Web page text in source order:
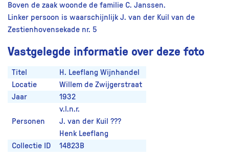
Boven de zaak woonde de familie C. Janssen.
Linker persoon is waarschijnlijk J. van der Kuil van de
Zestienhovensekade nr. 5
Vastgelegde informatie over deze foto
Titel
H. Leeflang Wijnhandel
Locatie
Willem de Zwijgerstraat
Jaar
1932
Personen
v.l.n.r.
J. van der Kuil ???
Henk Leeflang
Collectie ID
14823B